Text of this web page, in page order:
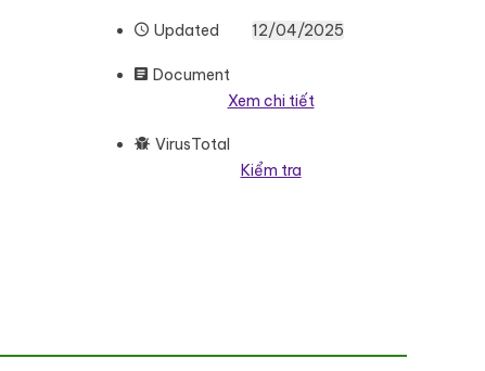
Updated 12/04/2025
Document
Xem chi tiết
VirusTotal
Kiểm tra